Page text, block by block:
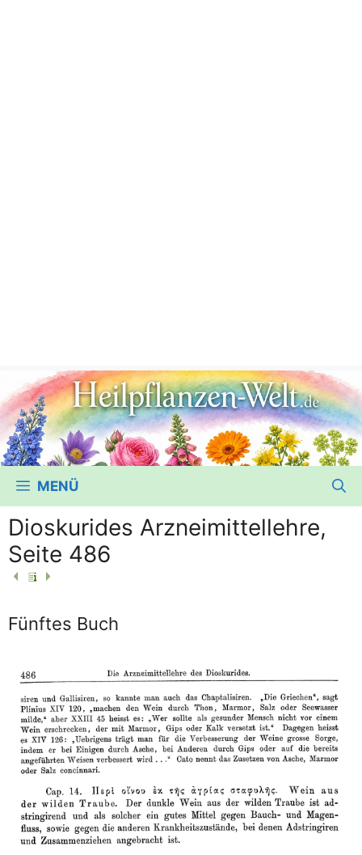
MENÜ
Dioskurides Arzneimittellehre,
Seite 486
Fünftes Buch